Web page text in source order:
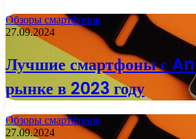
Обзоры смартфонов
27.09.2024
Лучшие смартфоны с
рынке в 2023 году
Обзоры смартфонов
27.09.2024